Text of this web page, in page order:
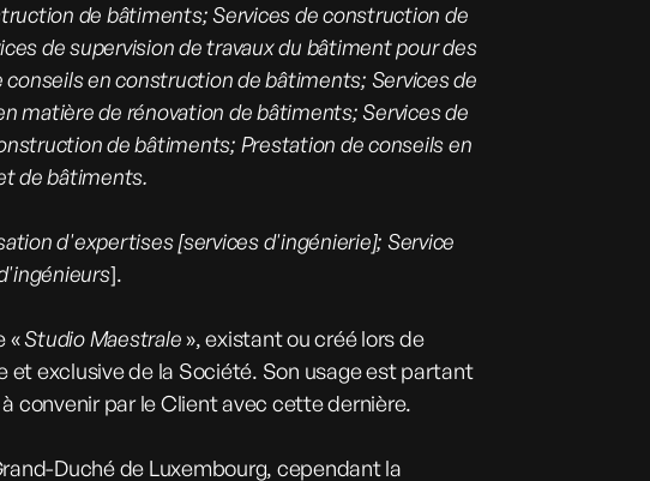
de bâtiments; Services de construction de
de supervision de travaux du bâtiment pour des
en construction de bâtiments; Services de
matière de rénovation de bâtiments; Services de
de bâtiments; Prestation de conseils en
de bâtiments.
d'expertises [services d'ingénierie]; Service
].
«Studio Maestrale», existant ou créé lors de
et exclusive de la Société. Son usage est partant
convenir par le Client avec cette dernière.
Duché de Luxembourg, cependant la